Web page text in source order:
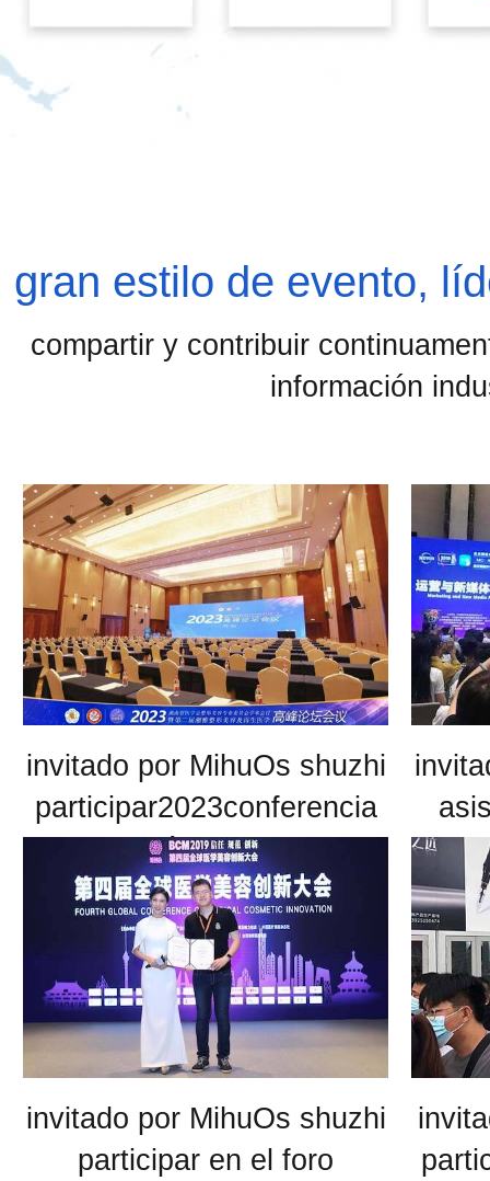
gran estilo de evento,
compartir y contribuir
información
invitado por MihuOs shuzhi
participar2023conferencia
académica de la
asociación médica hunan
invitado por MihuOs shuzhi
participar en el foro